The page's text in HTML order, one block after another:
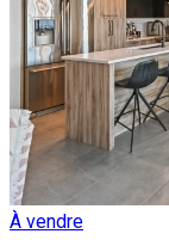
À vendre